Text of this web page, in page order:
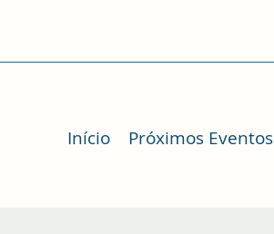
Início Próximos Eventos